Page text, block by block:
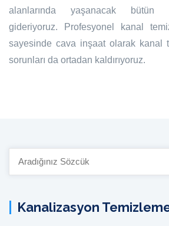
alanlarında yaşanacak bütün
gideriyoruz. Profesyonel kanal
sayesinde cava inşaat olarak kanal
sorunları da ortadan kaldırıyoruz.
Site
İçi
Kanalizasyon